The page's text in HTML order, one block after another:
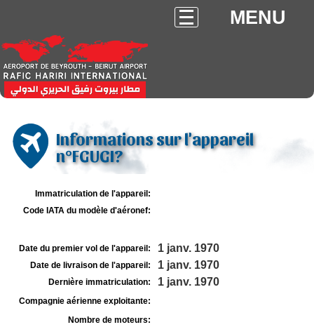
MENU
Informations sur l'appareil
n°FGUGI?
Immatriculation de l'appareil:
Code IATA du modèle d'aéronef:
Date du premier vol de l'appareil: 1 janv. 1970
Date de livraison de l'appareil: 1 janv. 1970
Dernière immatriculation: 1 janv. 1970
Compagnie aérienne exploitante:
Nombre de moteurs: